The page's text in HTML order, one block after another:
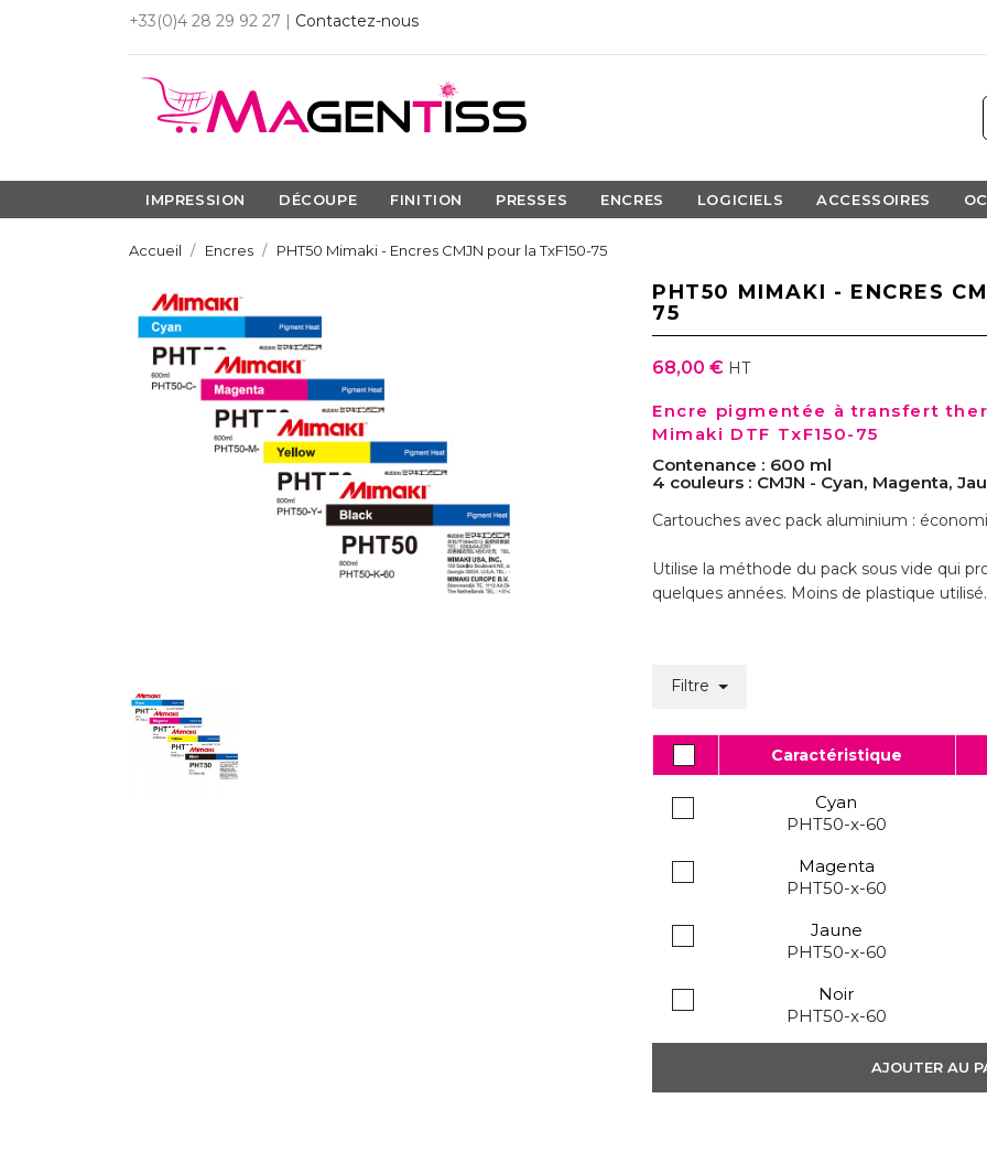
+33(0)4 28 29 92 27 | Contactez-nous
IMPRESSION DÉCOUPE FINITION PRESSES ENCRES LOGICIELS ACCESSOIRES
Accueil Encres PHT50 Mimaki - Encres CMJN pour la TxF150-75
PHT50 MIMAKI - ENCRES
75
68,00 € HT
Encre pigmentée à transfert
Mimaki DTF TxF150-75
Contenance : 600 ml
4 couleurs : CMJN - Cyan, Magenta,
Cartouches avec pack aluminium :
Utilise la méthode du pack sous vide qui
quelques années. Moins de plastique utilisé.
Filtre
Caractéristique
Cyan
PHT50-x-60
Magenta
PHT50-x-60
Jaune
PHT50-x-60
Noir
PHT50-x-60
AJOUTER AU